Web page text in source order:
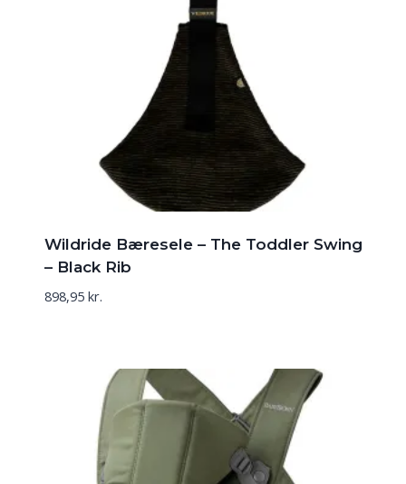
Wildride Bæresele – The Toddler Swing
– Black Rib
898,95 kr.